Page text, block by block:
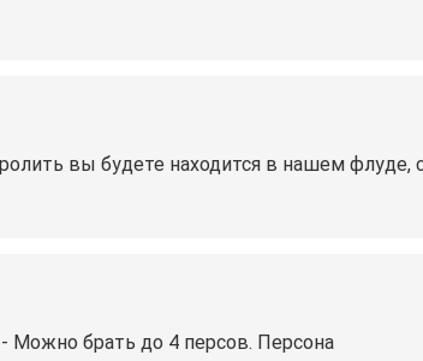
вы будете находится в нашем флуде,
брать до 4 персов. Персона